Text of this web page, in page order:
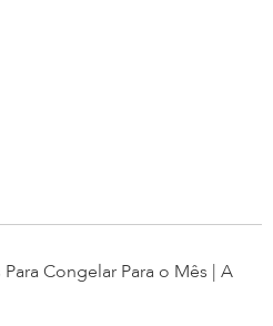
Congelar Para o Mês | A